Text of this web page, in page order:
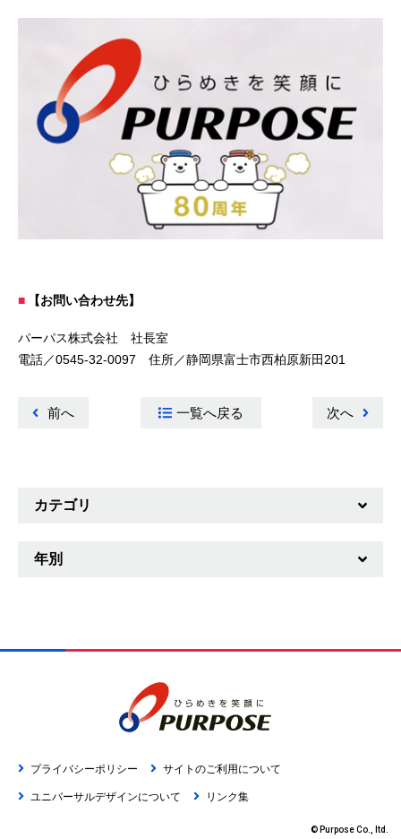
【お問い合わせ先】
パーパス株式会社 社長室
電話／0545-32-0097 住所／静岡県富士市西柏原新田201
前へ 一覧へ戻る 次へ
カテゴリ
重要なお知らせ
お知らせ
年別
2021年
2020年
プライバシーポリシー サイトのご利用について
ユニバーサルデザインについて リンク集
© Purpose Co., ltd.